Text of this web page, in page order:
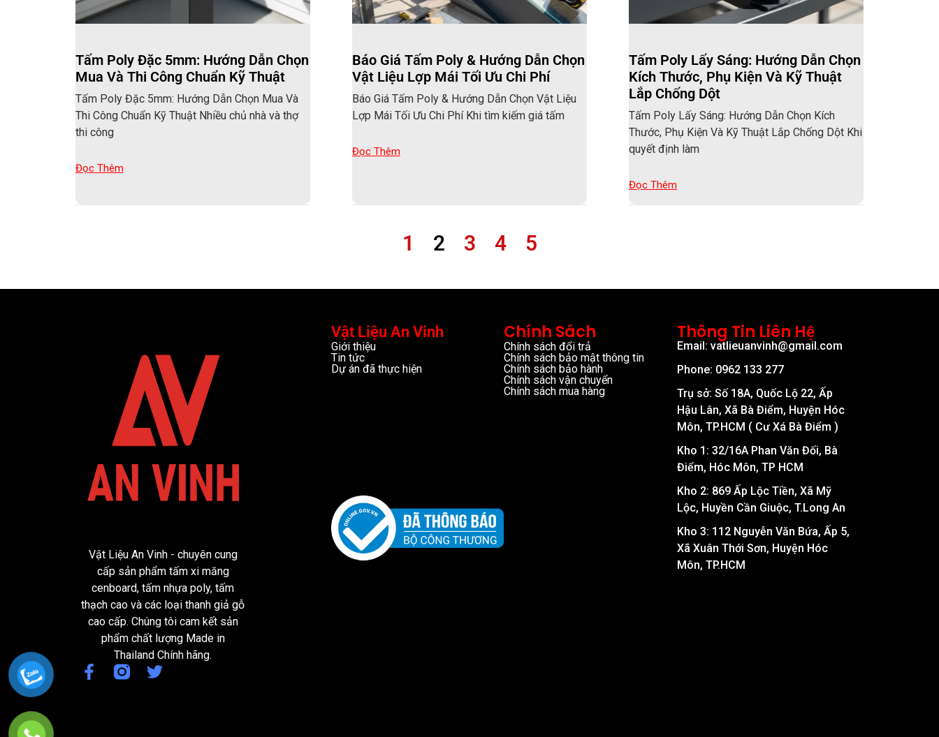
Tấm Poly Đặc 5mm: Hướng Dẫn Chọn
Mua Và Thi Công Chuẩn Kỹ Thuật
Tấm Poly Đặc 5mm: Hướng Dẫn Chọn Mua Và
Thi Công Chuẩn Kỹ Thuật Nhiều chủ nhà và thợ
thi công
Đọc Thêm
Báo Giá Tấm Poly & Hướng Dẫn Chọn
Vật Liệu Lợp Mái Tối Ưu Chi Phí
Báo Giá Tấm Poly & Hướng Dẫn Chọn Vật Liệu
Lợp Mái Tối Ưu Chi Phí Khi tìm kiếm giá tấm
Đọc Thêm
Tấm Poly Lấy Sáng: Hướng Dẫn Chọn
Kích Thước, Phụ Kiện Và Kỹ Thuật
Lắp Chống Dột
Tấm Poly Lấy Sáng: Hướng Dẫn Chọn Kích
Thước, Phụ Kiện Và Kỹ Thuật Lắp Chống Dột Khi
quyết định làm
Đọc Thêm
1 2 3 4 5
Vật Liệu An Vinh - chuyên cung
cấp sản phẩm tấm xi măng
cenboard, tấm nhựa poly, tấm
thạch cao và các loại thanh giả gỗ
cao cấp. Chúng tôi cam kết sản
phẩm chất lượng Made in
Thailand Chính hãng.
Vật Liệu An Vinh
Giới thiệu
Tin tức
Dự án đã thực hiện
Chính Sách
Chính sách đổi trả
Chính sách bảo mật thông tin
Chính sách bảo hành
Chính sách vận chuyển
Chính sách mua hàng
Thông Tin Liên Hệ
Email: vatlieuanvinh@gmail.com
Phone: 0962 133 277
Trụ sở: Số 18A, Quốc Lộ 22, Ấp
Hậu Lân, Xã Bà Điểm, Huyện Hóc
Môn, TP.HCM ( Cư Xá Bà Điểm )
Kho 1: 32/16A Phan Văn Đối, Bà
Điểm, Hóc Môn, TP HCM
Kho 2: 869 Ấp Lộc Tiền, Xã Mỹ
Lộc, Huyền Cần Giuộc, T.Long An
Kho 3: 112 Nguyễn Văn Bứa, Ấp 5,
Xã Xuân Thới Sơn, Huyện Hóc
Môn, TP.HCM